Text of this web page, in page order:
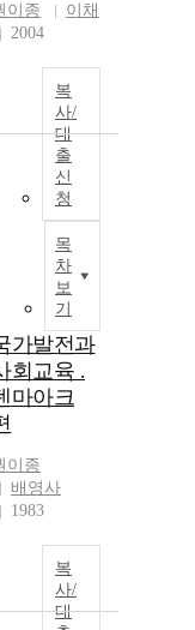
이종
이채
2004
복
사/
대
출
신
청
목
차
보
기
가발전과
회교육 .
마아크
이종
배영사
1983
복
사/
대